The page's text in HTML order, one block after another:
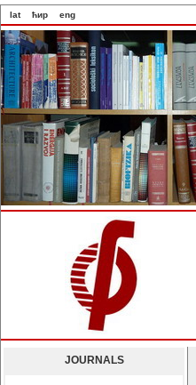
lat ћир eng
JOURNALS